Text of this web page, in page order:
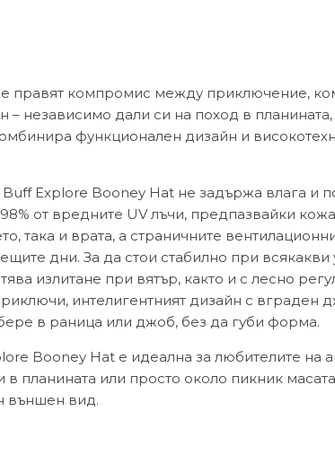
правят компромис между приключение,
независимо дали си на поход в
функционален дизайн и
Explore Booney Hat не задържа влага и
от вредните UV лъчи, предпазвайки
така и врата, а страничните
дни. За да стои стабилно при
излитане при вятър, както и с лесно
интелигентният дизайн с вграден
в раница или джоб, без да губи форма.
Booney Hat е идеална за любителите на
планината или просто около пикник
външен вид.